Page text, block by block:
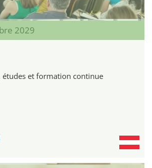
2029
études et formation continue